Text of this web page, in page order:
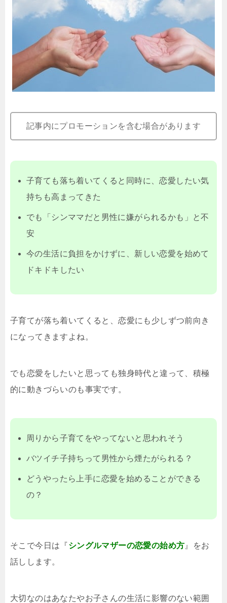
記事内にプロモーションを含む場合があります
子育ても落ち着いてくると同時に、恋愛したい気
持ちも高まってきた
でも「シンママだと男性に嫌がられるかも」と不
安
今の生活に負担をかけずに、新しい恋愛を始めて
ドキドキしたい
子育てが落ち着いてくると、恋愛にも少しずつ前向き
になってきますよね。
でも恋愛をしたいと思っても独身時代と違って、積極
的に動きづらいのも事実です。
周りから子育てをやってないと思われそう
バツイチ子持ちって男性から煙たがられる？
どうやったら上手に恋愛を始めることができる
の？
そこで今日は『シングルマザーの恋愛の始め方 』をお
話しします。
大切なのはあなたやお子さんの生活に影響のない範囲